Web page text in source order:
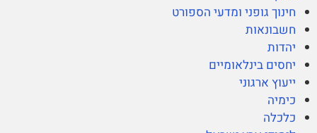
חינוך גופני ומדעי הספורט
חשבונאות
יהדות
יחסים בינלאומיים
ייעוץ ארגוני
כימיה
כלכלה